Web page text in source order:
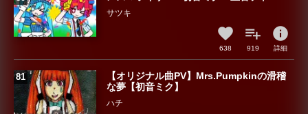
サツキ
638 919
info
詳細
【オリジナル曲PV】Mrs.Pumpkinの滑稽
な夢【初音ミク】
ハチ